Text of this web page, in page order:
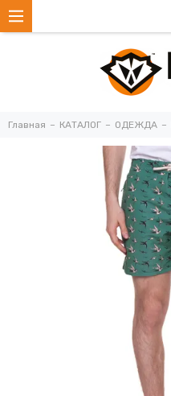
Главная КАТАЛОГ ОДЕЖДА